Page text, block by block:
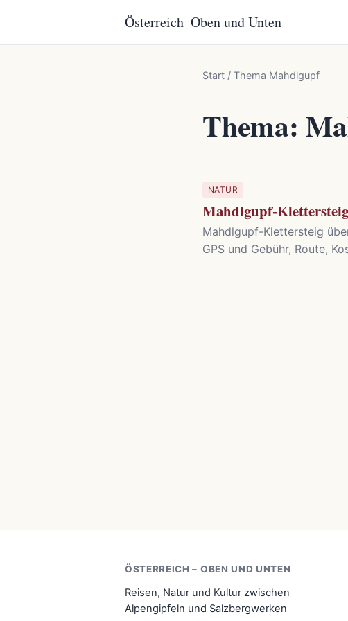
Österreich–Oben und Unten
Start / Thema Mahdlgupf
Thema:
NATUR
Mahdlgupf-
Mahdlgupf-Klettersteig
GPS und Gebühr, Route,
ÖSTERREICH – OBEN UND UNTEN
Reisen, Natur und Kultur zwischen
Alpengipfeln und Salzbergwerken